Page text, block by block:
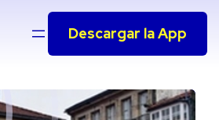
Descargar la App